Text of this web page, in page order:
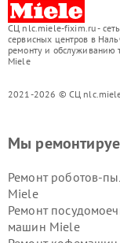
СЦ nlc.miele-fixim.ru - сеть
сервисных центров в
ремонту и обслуживанию
Miele
2021-2026 © СЦ
Мы
Ремонт роботов-
Miele
Ремонт
машин Miele